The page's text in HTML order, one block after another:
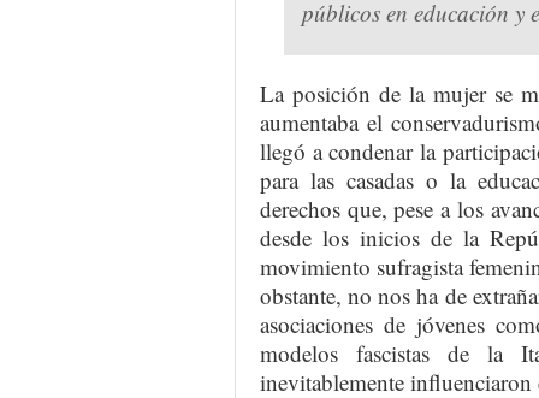
públicos en educación y
La posición de la mujer se
aumentaba el
llegó a condenar la
para las casadas o la
derechos que, pese a los
desde los inicios de la
movimiento sufragista
obstante, no nos ha de
asociaciones de jóvenes
modelos fascistas de la
inevitablemente influenciaron